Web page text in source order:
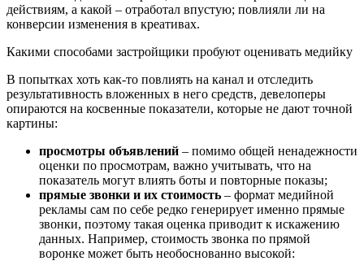
действиям, а какой – отработал впустую; повлияли ли на
конверсии изменения в креативах.
Какими способами застройщики пробуют оценивать медийку
В попытках хоть как-то повлиять на канал и отследить
результативность вложенных в него средств, девелоперы
опираются на косвенные показатели, которые не дают точной
картины:
просмотры объявлений – помимо общей ненадежности
оценки по просмотрам, важно учитывать, что на
показатель могут влиять боты и повторные показы;
прямые звонки и их стоимость – формат медийной
рекламы сам по себе редко генерирует именно прямые
звонки, поэтому такая оценка приводит к искажению
данных. Например, стоимость звонка по прямой
воронке может быть необоснованно высокой: